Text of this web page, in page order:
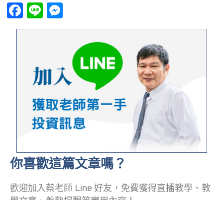
Facebook
Line
你喜歡這篇文章嗎？
歡迎加入蔡老師 Line 好友，免費獲得直播教學、教